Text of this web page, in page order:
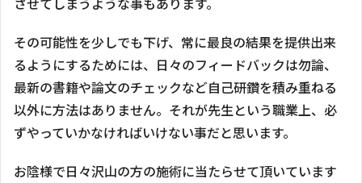
その可能性を少しでも下げ、常に最良の結果を提供出来
るようにするためには、日々のフィードバックは勿論、
最新の書籍や論文のチェックなど自己研鑽を積み重ねる
以外に方法はありません。それが先生という職業上、必
ずやっていかなければいけない事だと思います。
お陰様で日々沢山の方の施術に当たらせて頂いています